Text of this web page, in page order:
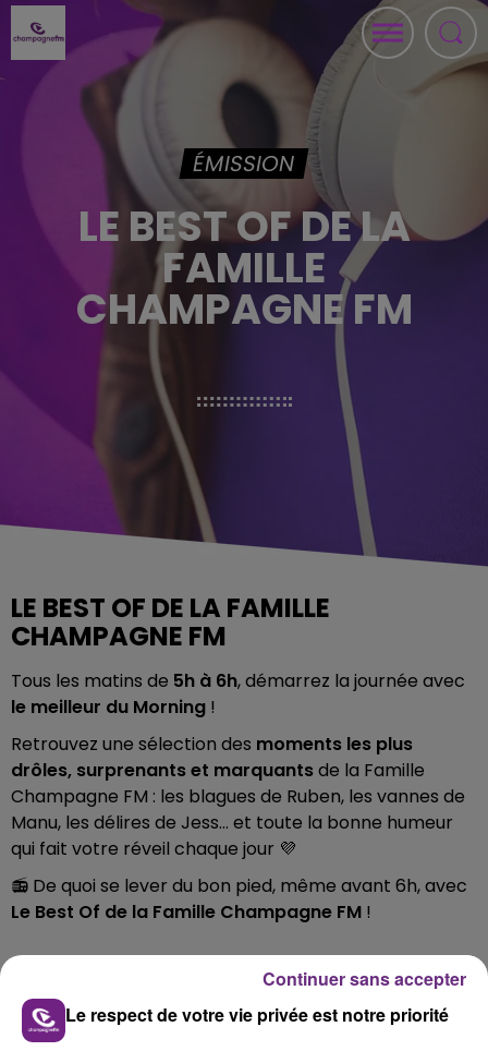
ÉMISSION
LE BEST OF DE LA
FAMILLE
CHAMPAGNE FM
LE BEST OF DE LA FAMILLE
CHAMPAGNE FM
Tous les matins de 5h à 6h, démarrez la journée avec
le meilleur du Morning !
Retrouvez une sélection des moments les plus
drôles, surprenants et marquantsde la Famille
Champagne FM : les blagues de Ruben, les vannes de
Manu, les délires de Jess… et toute la bonne humeur
qui fait votre réveil chaque jour 💜
📻 De quoi se lever du bon pied, même avant 6h, avec
Le Best Of de la Famille Champagne FM !
Le respect de votre vie privée est notre priorité
Continuer sans accepter